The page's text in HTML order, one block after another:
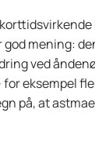
god mening:
ved
eksempel
på, at